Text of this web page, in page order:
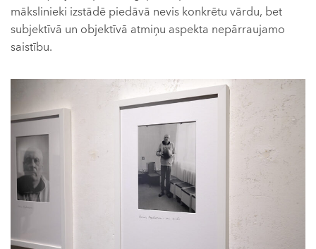
mākslinieki izstādē piedāvā nevis konkrētu vārdu, bet
subjektīvā un objektīvā atmiņu aspekta nepārraujamo
saistību.